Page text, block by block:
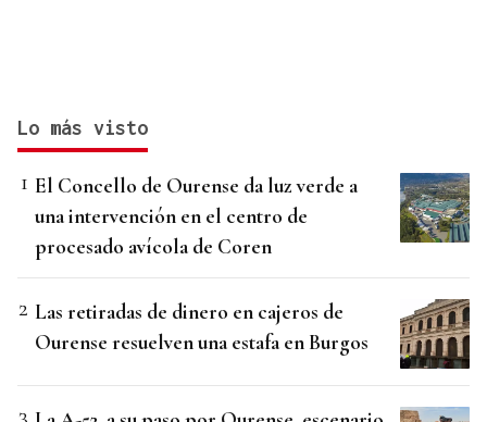
Lo más visto
El Concello de Ourense da luz verde a
una intervención en el centro de
procesado avícola de Coren
Las retiradas de dinero en cajeros de
Ourense resuelven una estafa en Burgos